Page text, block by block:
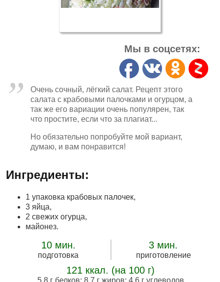
Мы в соцсетях:
Очень сочный, лёгкий салат. Рецепт этого
салата с крабовыми палочками и огурцом, а
так же его вариации очень популярен, так
что простите, если что за плагиат...
Но обязательно попробуйте мой вариант,
думаю, и вам понравится!
Ингредиенты:
1 упаковка крабовых палочек,
3 яйца,
2 свежих огурца,
майонез.
10 мин.
подготовка
3 мин.
приготовление
121 ккал. (на 100 г)
5,8 г белков; 8,7 г жиров; 4,6 г углеводов